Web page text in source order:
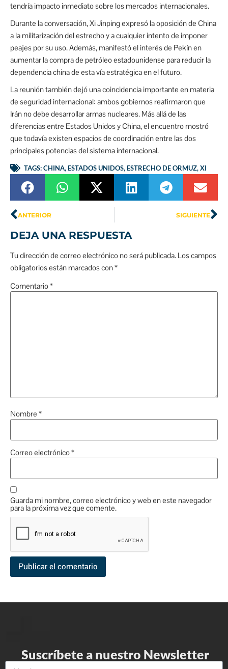
tendría impacto inmediato sobre los mercados internacionales.
Durante la conversación, Xi Jinping expresó la oposición de China
a la militarización del estrecho y a cualquier intento de imponer
peajes por su uso. Además, manifestó el interés de Pekín en
aumentar la compra de petróleo estadounidense para reducir la
dependencia china de esta vía estratégica en el futuro.
La reunión también dejó una coincidencia importante en materia
de seguridad internacional: ambos gobiernos reafirmaron que
Irán no debe desarrollar armas nucleares. Más allá de las
diferencias entre Estados Unidos y China, el encuentro mostró
que todavía existen espacios de coordinación entre las dos
principales potencias del sistema internacional.
TAGS:CHINA, ESTADOS UNIDOS, ESTRECHO DE ORMUZ,XI
ANTERIOR SIGUIENTE
DEJA UNA RESPUESTA
Tu dirección de correo electrónico no será publicada. Los campos
obligatorios están marcados con*
Comentario*
Nombre *
Correo electrónico*
Guarda mi nombre, correo electrónico y web en este navegador
para la próxima vez que comente.
Suscríbete a nuestro Newsletter